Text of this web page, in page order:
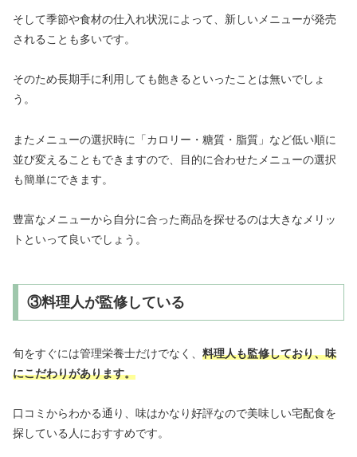
そして季節や食材の仕入れ状況によって、新しいメニューが発売
されることも多いです。
そのため長期手に利用しても飽きるといったことは無いでしょ
う。
またメニューの選択時に「カロリー・糖質・脂質」など低い順に
並び変えることもできますので、目的に合わせたメニューの選択
も簡単にできます。
豊富なメニューから自分に合った商品を探せるのは大きなメリッ
トといって良いでしょう。
③料理人が監修している
旬をすぐには管理栄養士だけでなく、 料理人も監修しており、味
にこだわりがあります。
口コミからわかる通り、味はかなり好評なので美味しい宅配食を
探している人におすすめです。